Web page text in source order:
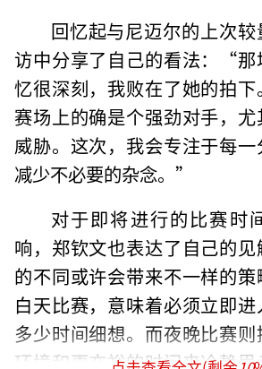
回忆起与尼迈尔的上次
访中分享了自己的看法：“那
忆很深刻，我败在了她的拍
赛场上的确是个强劲对手，
威胁。这次，我会专注于每
减少不必要的杂念。”
对于即将进行的比赛时
响，郑钦文也表达了自己的
的不同或许会带来不一样的
白天比赛，意味着必须立即
多少时间细想。而夜晚比赛
环境和更充裕的时间来冷静思